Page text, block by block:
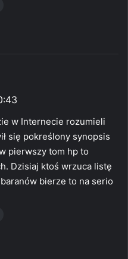
w Internecie rozumieli
się pokreślony synopsis
pierwszy tom hp to
Dzisiaj ktoś wrzuca listę
bierze to na serio